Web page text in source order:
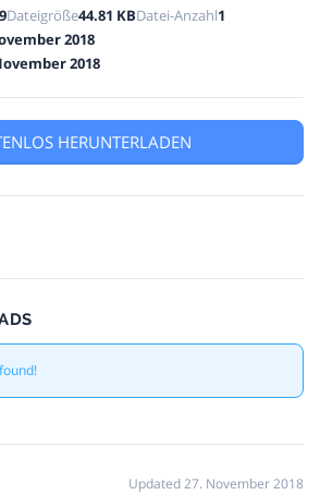
KONTAKT
Dateigröße44.81 KBDatei-Anzahl1
2018
2018
HERUNTERLADEN
Updated 27. November 2018